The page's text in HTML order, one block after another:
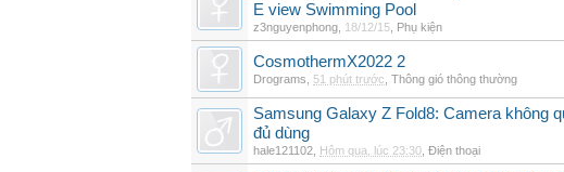
E view Swimming Pool
z3nguyenphong 18/12/15 Phụ kiện
CosmothermX2022 2
Drograms 51 phút trước Thông gió thông thường
Samsung Galaxy Z Fold8: Camera không
đủ dùng
hale121102 Hôm qua, lúc 23:30 Điện thoại